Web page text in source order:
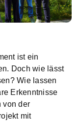
ist ein
Doch wie lässt
Wie lassen
Erkenntnisse
von der
mit